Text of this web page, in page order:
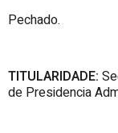
Pechado.
TITULARIDADE:
de Presidencia